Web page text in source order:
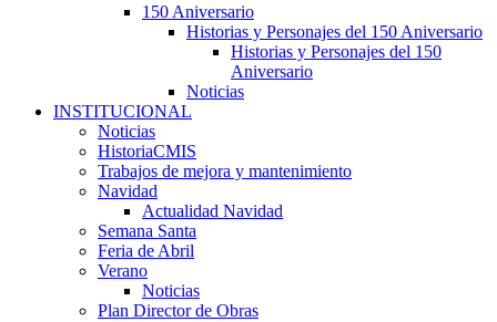
150 Aniversario
Historias y Personajes del 150 Aniversario
Historias y Personajes del 150
Aniversario
Noticias
INSTITUCIONAL
Noticias
HistoriaCMIS
Trabajos de mejora y mantenimiento
Navidad
Actualidad Navidad
Semana Santa
Feria de Abril
Verano
Noticias
Plan Director de Obras